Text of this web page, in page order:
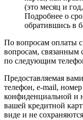
(это месяц и
Подробнее о
обратившись в
По вопросам оплаты
вопросам, связанным
по следующим
Предоставляемая
телефон, e-mail,
конфиденциальной и
вашей кредитной
виде и не